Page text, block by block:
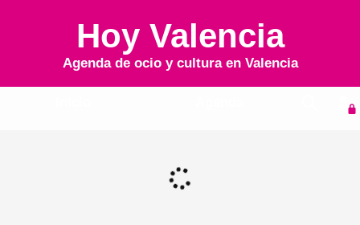
Hoy Valencia
Agenda de ocio y cultura en Valencia